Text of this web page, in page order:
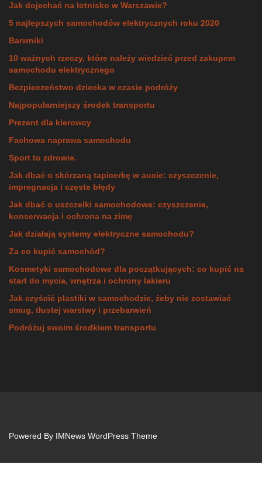
Jak dojechać na lotnisko w Warszawie?
5 najlepszych samochodów elektrycznych roku 2020
Barwniki
10 ważnych rzeczy, które należy wiedzieć przed zakupem
samochodu elektrycznego
Bezpieczeństwo dziecka w czasie podróży
Najpopularniejszy środek transportu
Prezent dla kierowcy
Fachowa naprawa samochodu
Sport to zdrowie.
Jak dbać o skórzaną tapicerkę w aucie: czyszczenie,
impregnacja i częste błędy
Jak dbać o uszczelki samochodowe: czyszczenie,
konserwacja i ochrona na zimę
Jak działają systemy elektryczne samochodu?
Za co kupić samochód?
Kosmetyki samochodowe dla początkujących: co kupić na
start do mycia, wnętrza i ochrony lakieru
Jak czyścić plastiki w samochodzie, żeby nie zostawiać
smug, tłustej warstwy i przebarwień
Podróżuj swoim środkiem transportu
Powered By IMNews WordPress Theme